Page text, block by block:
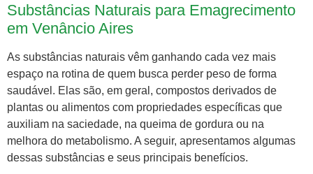
Substâncias Naturais para Emagrecimento
em Venâncio Aires
As substâncias naturais vêm ganhando cada vez mais
espaço na rotina de quem busca perder peso de forma
saudável. Elas são, em geral, compostos derivados de
plantas ou alimentos com propriedades específicas que
auxiliam na saciedade, na queima de gordura ou na
melhora do metabolismo. A seguir, apresentamos algumas
dessas substâncias e seus principais benefícios.